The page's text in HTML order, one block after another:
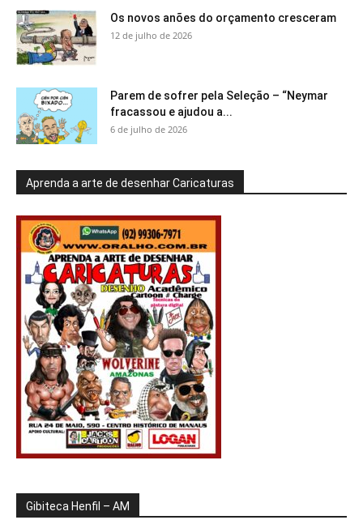
Os novos anões do orçamento cresceram
12 de julho de 2026
Parem de sofrer pela Seleção – “Neymar
fracassou e ajudou a...
6 de julho de 2026
Aprenda a arte de desenhar Caricaturas
Gibiteca Henfil – AM